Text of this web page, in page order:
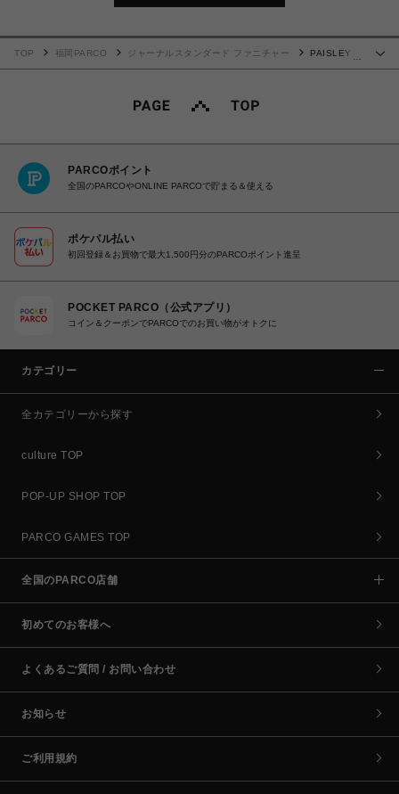
TOP 福岡PARCO ジャーナルスタンダード ファニチャー
PAISLEY
PARCOポイント
全国のPARCOやONLINE PARCOで貯まる＆使える
ポケパル払い
初回登録＆お買物で最大1,500円分のPARCOポイント進呈
POCKET PARCO（公式アプリ）
コイン＆クーポンでPARCOでのお買い物がオトクに
カテゴリー
全カテゴリーから探す
culture TOP
POP-UP SHOP TOP
PARCO GAMES TOP
全国のPARCO店舗
初めてのお客様へ
よくあるご質問 / お問い合わせ
お知らせ
ご利用規約